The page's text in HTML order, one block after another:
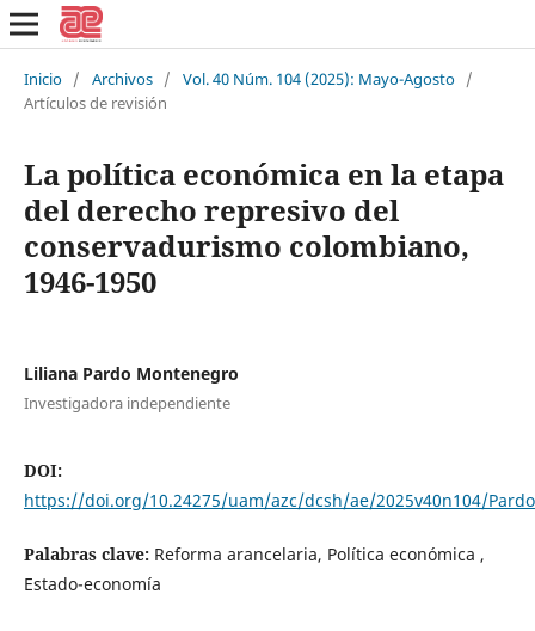
Inicio / Archivos / Vol. 40 Núm. 104 (2025): Mayo-Agosto /
Artículos de revisión
La política económica en la etapa
del derecho represivo del
conservadurismo colombiano,
1946-1950
Liliana Pardo Montenegro
Investigadora independiente
DOI:
https://doi.org/10.24275/uam/azc/dcsh/ae/2025v40n104/Pardo
Palabras clave: Reforma arancelaria, Política económica ,
Estado-economía